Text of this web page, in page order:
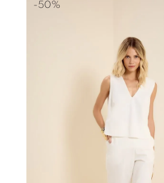
-50%